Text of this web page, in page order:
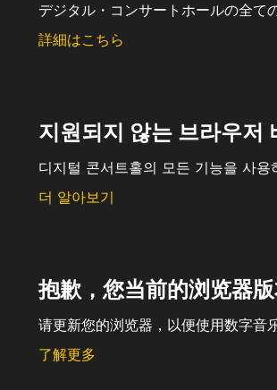
デジタル・コンサートホールの全て
詳細はこちら
지원되지 않는 브라우저
디지털 콘서트홀의 모든 기능을 사
더 알아보기
抱歉，您当前的浏览器
请更新您的浏览器，以便使用数字音
了解更多